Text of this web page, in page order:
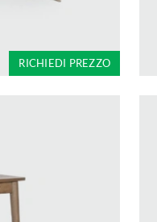
RICHIEDI PREZZO